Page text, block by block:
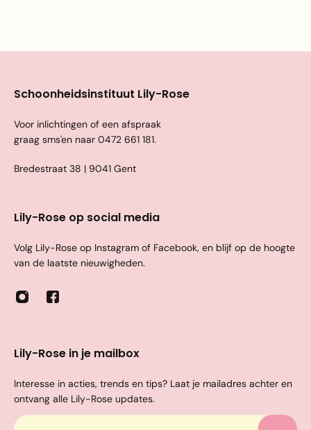
Schoonheidsinstituut Lily-Rose
Voor inlichtingen of een afspraak
graag sms'en naar 0472 661 181.
Bredestraat 38 | 9041 Gent
Lily-Rose op social media
Volg Lily-Rose op Instagram of Facebook, en blijf op de hoogte
van de laatste nieuwigheden.
Lily-Rose in je mailbox
Interesse in acties, trends en tips? Laat je mailadres achter en
ontvang alle Lily-Rose updates.